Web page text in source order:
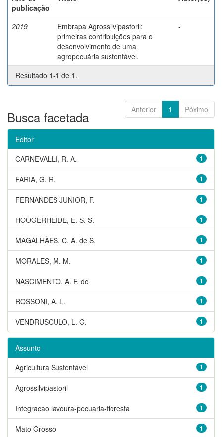
publicação
2019
Embrapa Agrossilvipastoril:
primeiras contribuições para o
desenvolvimento de uma
agropecuária sustentável.
-
Resultado 1-1 de 1.
Anterior 1 Póximo
Busca facetada
Editor
1
CARNEVALLI, R. A.
1
FARIA, G. R.
1
FERNANDES JUNIOR, F.
1
HOOGERHEIDE, E. S. S.
1
MAGALHÃES, C. A. de S.
1
MORALES, M. M.
1
NASCIMENTO, A. F. do
1
ROSSONI, A. L.
1
VENDRUSCULO, L. G.
Assunto
1
Agricultura Sustentável
1
Agrossilvipastoril
1
Integracao lavoura-pecuaria-floresta
1
Mato Grosso